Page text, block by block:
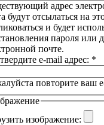
адрес
будут отсылаться на
и будет
пароля или
почте.
e-mail адрес: *
повторите ваш
изображение: